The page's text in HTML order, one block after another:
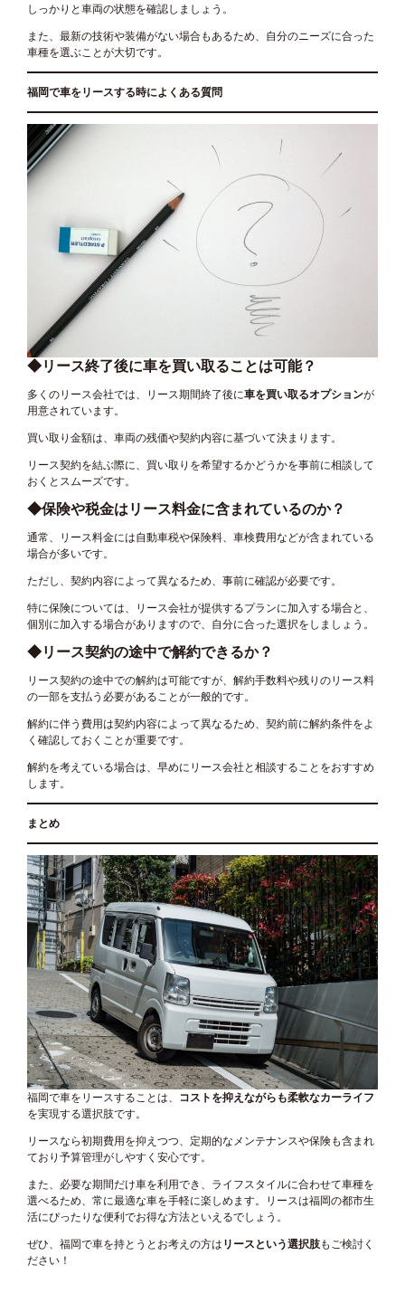
しっかりと車両の状態を確認しましょう。
また、最新の技術や装備がない場合もあるため、自分のニーズに合った
車種を選ぶことが大切です。
福岡で車をリースする時によくある質問
◆リース終了後に車を買い取ることは可能？
多くのリース会社では、リース期間終了後に車を買い取るオプションが
用意されています。
買い取り金額は、車両の残価や契約内容に基づいて決まります。
リース契約を結ぶ際に、買い取りを希望するかどうかを事前に相談して
おくとスムーズです。
◆保険や税金はリース料金に含まれているのか？
通常、リース料金には自動車税や保険料、車検費用などが含まれている
場合が多いです。
ただし、契約内容によって異なるため、事前に確認が必要です。
特に保険については、リース会社が提供するプランに加入する場合と、
個別に加入する場合がありますので、自分に合った選択をしましょう。
◆リース契約の途中で解約できるか？
リース契約の途中での解約は可能ですが、解約手数料や残りのリース料
の一部を支払う必要があることが一般的です。
解約に伴う費用は契約内容によって異なるため、契約前に解約条件をよ
く確認しておくことが重要です。
解約を考えている場合は、早めにリース会社と相談することをおすすめ
します。
まとめ
福岡で車をリースすることは、 コストを抑えながらも柔軟なカーライフ
を実現する選択肢です。
リースなら初期費用を抑えつつ、定期的なメンテナンスや保険も含まれ
ており予算管理がしやすく安心です。
また、必要な期間だけ車を利用でき、ライフスタイルに合わせて車種を
選べるため、常に最適な車を手軽に楽しめます。リースは福岡の都市生
活にぴったりな便利でお得な方法といえるでしょう。
ぜひ、福岡で車を持とうとお考えの方は リースという選択肢もご検討く
ださい！